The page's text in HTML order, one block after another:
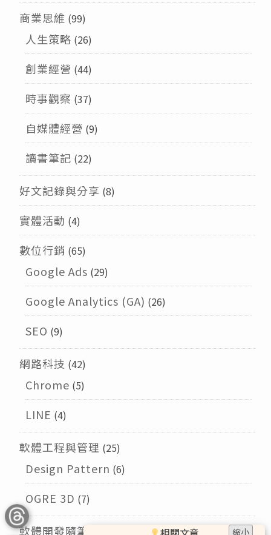
縮小
商業思維 (99)
人生策略 (26)
創業經營 (44)
時事觀察 (37)
自媒體經營 (9)
讀書筆記 (22)
好文記錄與分享 (8)
實體活動 (4)
數位行銷 (65)
Google Ads (29)
Google Analytics (GA) (26)
SEO (9)
網路科技 (42)
Chrome (5)
LINE (4)
軟體工程與管理 (25)
Design Pattern (6)
OGRE 3D (7)
軟體開發隨筆